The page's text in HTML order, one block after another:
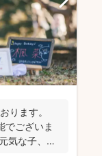
ります。
でございま
気な子、人